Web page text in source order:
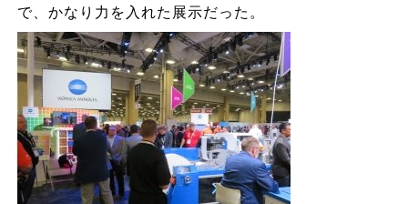
で、かなり力を入れた展示だった。